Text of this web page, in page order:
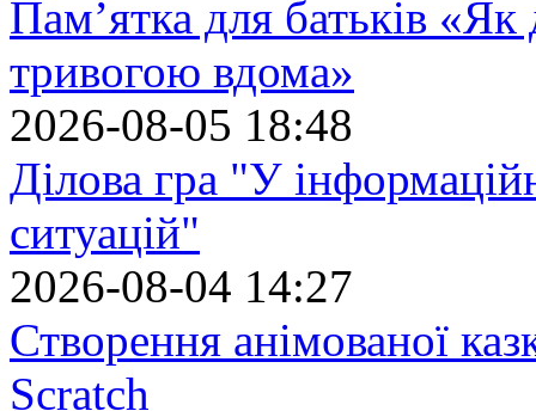
Пам’ятка для батьків
тривогою вдома»
2026-08-05 18:48
Ділова гра "У
ситуацій"
2026-08-04 14:27
Створення анімованої
Scratch